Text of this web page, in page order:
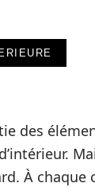
des
À chaque